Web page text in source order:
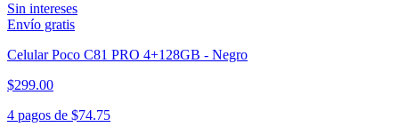
Sin intereses
Envío gratis
Celular Poco C81 PRO 4+128GB - Negro
$299.00
4 pagos de $74.75